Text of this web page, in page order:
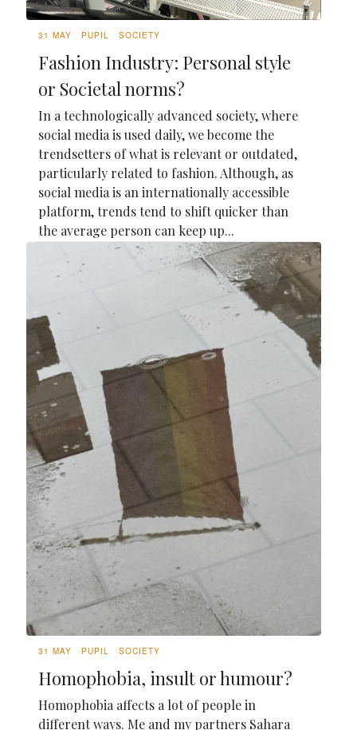
31 MAY PUPIL SOCIETY
Fashion Industry: Personal style
or Societal norms?
In a technologically advanced society, where
social media is used daily, we become the
trendsetters of what is relevant or outdated,
particularly related to fashion. Although, as
social media is an internationally accessible
platform, trends tend to shift quicker than
the average person can keep up...
31 MAY PUPIL SOCIETY
Homophobia, insult or humour?
Homophobia affects a lot of people in
different ways. Me and my partners Sahara